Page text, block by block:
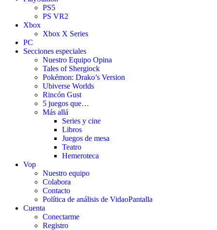
PS5
PS VR2
Xbox
Xbox X Series
PC
Secciones especiales
Nuestro Equipo Opina
Tales of Shergiock
Pokémon: Drako’s Version
Ubiverse Worlds
Rincón Gust
5 juegos que…
Más allá
Series y cine
Libros
Juegos de mesa
Teatro
Hemeroteca
Vop
Nuestro equipo
Colabora
Contacto
Política de análisis de VidaoPantalla
Cuenta
Conectarme
Registro